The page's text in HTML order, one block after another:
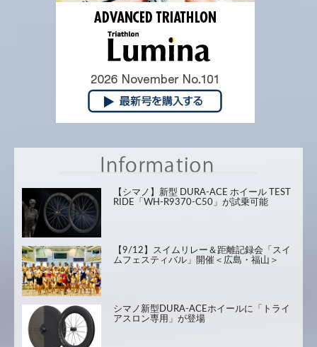
【シマノ】新型 DURA-ACE ホイール TEST
RIDE「WH-R9370-C50」が試乗可能
【9/12】スイムリレー＆距離記録会「スイ
ムフェスティバル」開催＜広島・福山＞
シマノ新型DURA-ACEホイールに「トライ
アスロン専用」が登場